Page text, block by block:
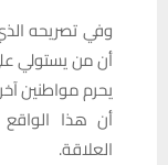
وفي تصريحه
أن من يستولي
يحرم مواطنين
أن هذا
العلاقة.